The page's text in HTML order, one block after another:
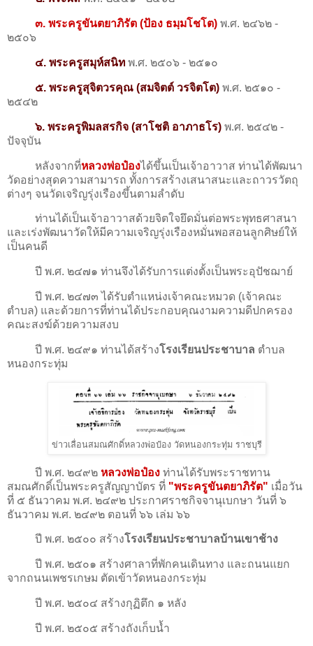
๓. พระครูขันตยาภิรัต (ป้อง ธมฺมโชโต) พ.ศ. ๒๔๖๒ -
๒๕๐๖
๔. พระครูสมุห์สนิท พ.ศ. ๒๕๐๖ - ๒๕๑๐
๕. พระครูสุจิตวรคุณ (สมจิตต์ วรจิตโต) พ.ศ. ๒๕๑๐ -
๒๕๔๒
๖. พระครูพิมลสรกิจ (สาโชติ อาภาธโร) พ.ศ. ๒๕๔๒ -
ปัจจุบัน
หลังจากที่หลวงพ่อป๋องได้ขึ้นเป็นเจ้าอาวาส ท่านได้พัฒนา
วัดอย่างสุดความสามารถ ทั้งการสร้างเสนาสนะและถาวรวัตถุ
ต่างๆ จนวัดเจริญรุ่งเรืองขึ้นตามลำดับ
ท่านได้เป็นเจ้าอาวาสด้วยจิตใจยึดมั่นต่อพระพุทธศาสนา
และเร่งพัฒนาวัดให้มีความเจริญรุ่งเรืองหมั่นพอสอนลูกศิษย์ให้
เป็นคนดี
ปี พ.ศ. ๒๔๗๑ ท่านจึงได้รับการแต่งตั้งเป็นพระอุปัชฌาย์
ปี พ.ศ. ๒๔๗๓ ได้รับตำแหน่งเจ้าคณะหมวด (เจ้าคณะ
ตำบล) และด้วยการที่ท่านได้ประกอบคุณงามความดีปกครอง
คณะสงฆ์ด้วยความสงบ
ปี พ.ศ. ๒๔๙๑ ท่านได้สร้างโรงเรียนประชาบาล ตำบล
หนองกระทุ่ม
ข่าวเลื่อนสมณศักดิ์หลวงพ่อป๋อง วัดหนองกระทุ่ม ราชบุรี
ปี พ.ศ. ๒๔๙๒ หลวงพ่อป๋อง ท่านได้รับพระราชทาน
สมณศักดิ์เป็นพระครูสัญญาบัตร ที่ "พระครูขันตยาภิรัต" เมื่อวัน
ที่ ๕ ธันวาคม พ.ศ. ๒๔๙๒ ประกาศราชกิจจานุเบกษา วันที่ ๖
ธันวาคม พ.ศ. ๒๔๙๒ ตอนที่ ๖๖ เล่ม ๖๖
ปี พ.ศ. ๒๕๐๐ สร้างโรงเรียนประชาบาลบ้านเขาช้าง
ปี พ.ศ. ๒๕๐๑ สร้างศาลาที่พักคนเดินทาง และถนนแยก
จากถนนเพชรเกษม ตัดเข้าวัดหนองกระทุ่ม
ปี พ.ศ. ๒๕๐๔ สร้างกุฏิตึก ๑ หลัง
ปี พ.ศ. ๒๕๐๕ สร้างถังเก็บน้ำ